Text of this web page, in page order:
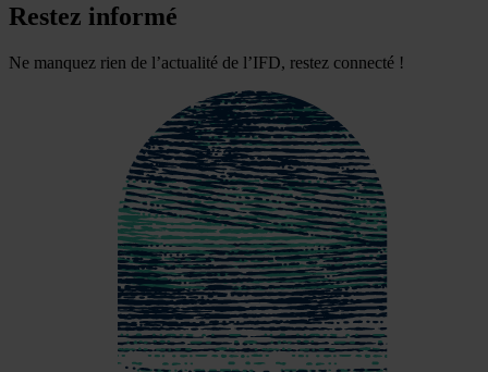
Restez informé
Ne manquez rien de l’actualité de l’IFD, restez connecté !